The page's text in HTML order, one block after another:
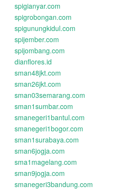
spigianyar.com
spigrobongan.com
spigunungkidul.com
spijember.com
spijombang.com
dianflores.id
sman48jkt.com
sman26jkt.com
sman03semarang.com
sman1sumbar.com
smanegeri1bantul.com
smanegeri1bogor.com
sman1surabaya.com
sman6jogja.com
sma1magelang.com
sman9jogja.com
smanegeri3bandung.com